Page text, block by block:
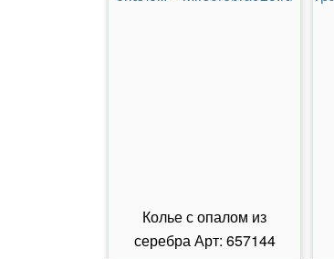
Колье с опалом из
серебра Арт: 657144